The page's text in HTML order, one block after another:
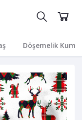
Döşemelik